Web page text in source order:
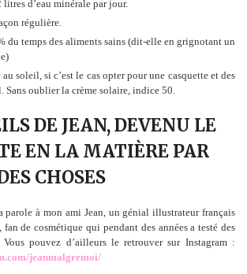
d’eau minérale par jour.
régulière.
du temps des aliments sains (dit-elle en grignotant un
au soleil, si c’est le cas opter pour une casquette et des
Sans oublier la crème solaire, indice 50.
DE JEAN, DEVENU LE
EN LA MATIÈRE PAR
CHOSES
parole à mon ami Jean, un génial illustrateur français
de cosmétique qui pendant des années a testé des
pouvez d’ailleurs le retrouver sur Instagram :
jeanmalgremoi/